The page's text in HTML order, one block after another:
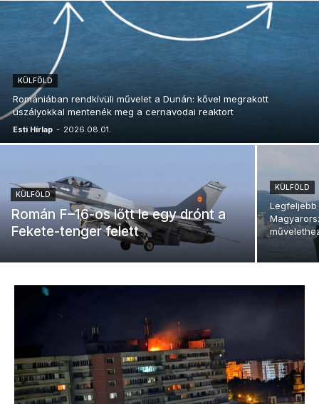
KÜLFÖLD
Romániában rendkívüli művelet a Dunán: kővel megrakott
uszályokkal mentenék meg a cernavodai reaktort
Esti Hírlap - 2026.08.01.
KÜLFÖLD
Román F–16-os lőtt le egy drónt a
Fekete-tenger felett
KÜLFÖLD